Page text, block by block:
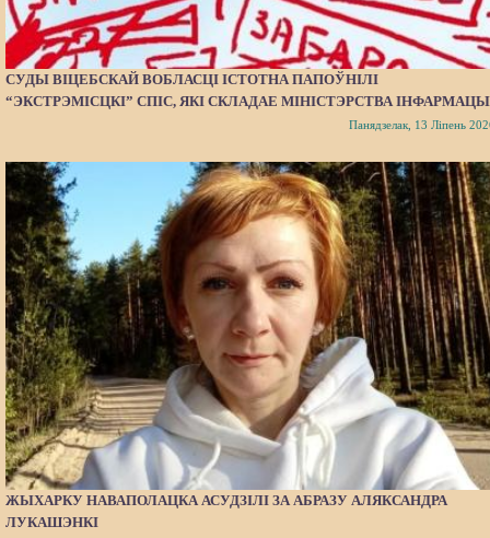
СУДЫ ВІЦЕБСКАЙ ВОБЛАСЦІ ІСТОТНА ПАПОЎНІЛІ
“ЭКСТРЭМІСЦКІ” СПІС, ЯКІ СКЛАДАЕ МІНІСТЭРСТВА
Панядзелак, 13 Ліпень
ЖЫХАРКУ НАВАПОЛАЦКА АСУДЗІЛІ ЗА АБРАЗУ АЛЯКСАНДРА
ЛУКАШЭНКІ